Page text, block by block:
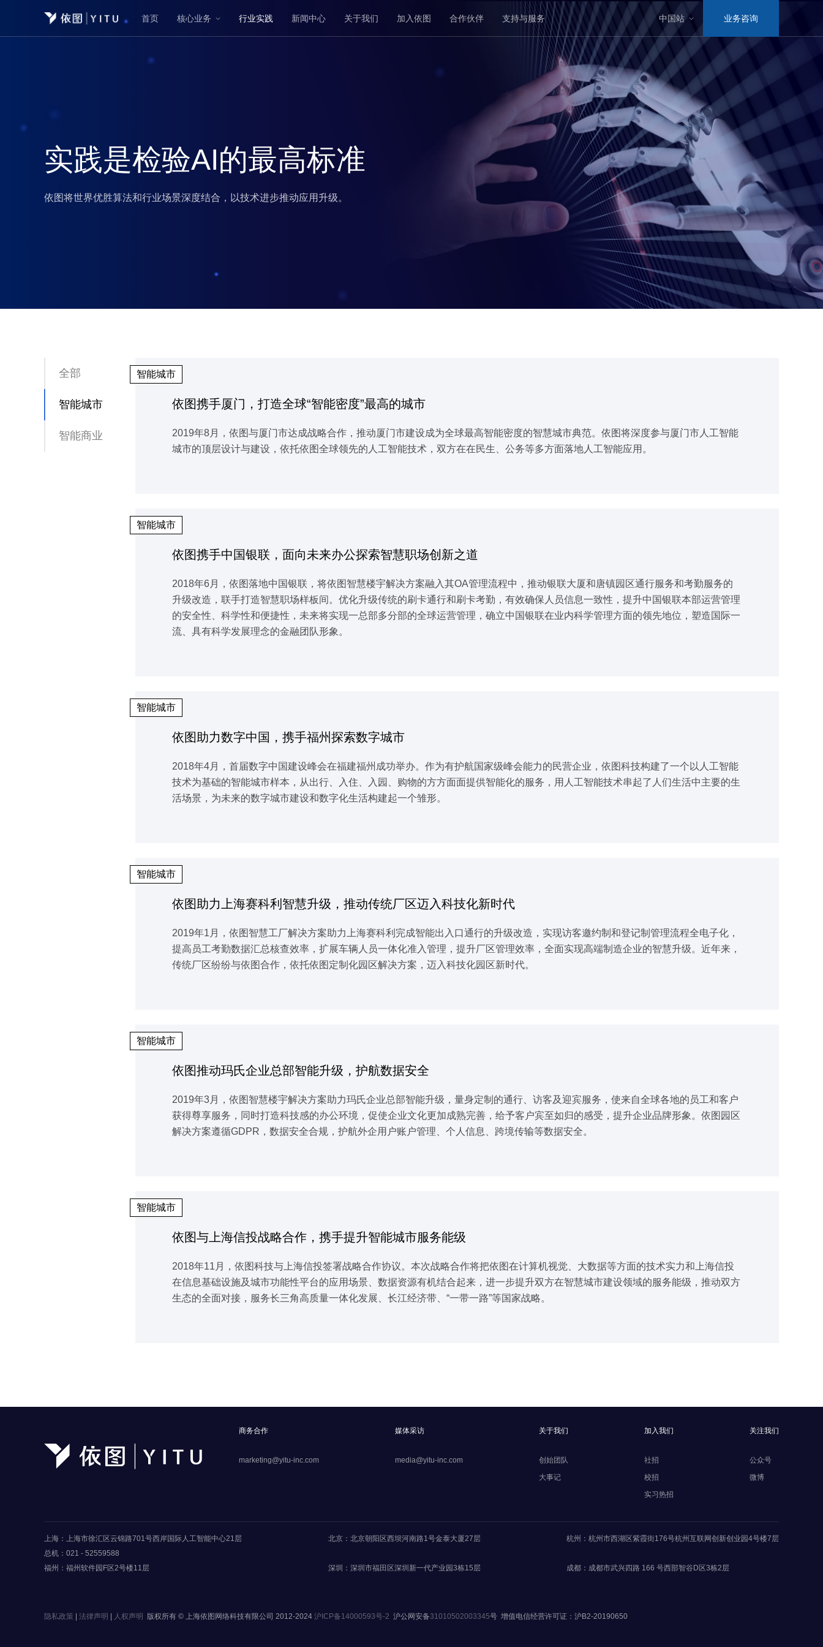
首页 核心业务 行业实践 新闻中心 关于我们 加入依图 合作伙伴 支持与服务 中国站 业务咨询
实践是检验AI的最高标准
依图将世界优胜算法和行业场景深度结合，以技术进步推动应用升级。
全部
智能城市
智能商业
依图携手厦门，打造全球“智能密度”最高的城市
2019年8月，依图与厦门市达成战略合作，推动厦门市建设成为全球最高智能密度的智慧城市典范。依图将深度参与厦门市人工智能
城市的顶层设计与建设，依托依图全球领先的人工智能技术，双方在在民生、公务等多方面落地人工智能应用。
智能城市
依图携手中国银联，面向未来办公探索智慧职场创新之道
2018年6月，依图落地中国银联，将依图智慧楼宇解决方案融入其OA管理流程中，推动银联大厦和唐镇园区通行服务和考勤服务的
升级改造，联手打造智慧职场样板间。优化升级传统的刷卡通行和刷卡考勤，有效确保人员信息一致性，提升中国银联本部运营管理
的安全性、科学性和便捷性，未来将实现一总部多分部的全球运营管理，确立中国银联在业内科学管理方面的领先地位，塑造国际一
流、具有科学发展理念的金融团队形象。
智能城市
依图助力数字中国，携手福州探索数字城市
2018年4月，首届数字中国建设峰会在福建福州成功举办。作为有护航国家级峰会能力的民营企业，依图科技构建了一个以人工智能
技术为基础的智能城市样本，从出行、入住、入园、购物的方方面面提供智能化的服务，用人工智能技术串起了人们生活中主要的生
活场景，为未来的数字城市建设和数字化生活构建起一个雏形。
智能城市
依图助力上海赛科利智慧升级，推动传统厂区迈入科技化新时代
2019年1月，依图智慧工厂解决方案助力上海赛科利完成智能出入口通行的升级改造，实现访客邀约制和登记制管理流程全电子化，
提高员工考勤数据汇总核查效率，扩展车辆人员一体化准入管理，提升厂区管理效率，全面实现高端制造企业的智慧升级。近年来，
传统厂区纷纷与依图合作，依托依图定制化园区解决方案，迈入科技化园区新时代。
智能城市
依图推动玛氏企业总部智能升级，护航数据安全
2019年3月，依图智慧楼宇解决方案助力玛氏企业总部智能升级，量身定制的通行、访客及迎宾服务，使来自全球各地的员工和客户
获得尊享服务，同时打造科技感的办公环境，促使企业文化更加成熟完善，给予客户宾至如归的感受，提升企业品牌形象。依图园区
解决方案遵循GDPR，数据安全合规，护航外企用户账户管理、个人信息、跨境传输等数据安全。
智能城市
依图与上海信投战略合作，携手提升智能城市服务能级
2018年11月，依图科技与上海信投签署战略合作协议。本次战略合作将把依图在计算机视觉、大数据等方面的技术实力和上海信投
在信息基础设施及城市功能性平台的应用场景、数据资源有机结合起来，进一步提升双方在智慧城市建设领域的服务能级，推动双方
生态的全面对接，服务长三角高质量一体化发展、长江经济带、“一带一路”等国家战略。
智能城市
商务合作
marketing@yitu-inc.com
媒体采访
media@yitu-inc.com
关于我们
创始团队
大事记
加入我们
社招
校招
实习热招
关注我们
公众号
微博
上海：上海市徐汇区云锦路701号西岸国际人工智能中心21层
总机：021 - 52559588
福州：福州软件园F区2号楼11层
北京：北京朝阳区西坝河南路1号金泰大厦27层
深圳：深圳市福田区深圳新一代产业园3栋15层
杭州：杭州市西湖区紫霞街176号杭州互联网创新创业园4号楼7层
成都：成都市武兴四路 166 号西部智谷D区3栋2层
隐私政策 法律声明 人权声明 版权所有 © 上海依图网络科技有限公司 2012-2024 沪ICP备14000593号-2 沪公网安备31010502003345号 增值电信经营许可证：沪B2-20190650